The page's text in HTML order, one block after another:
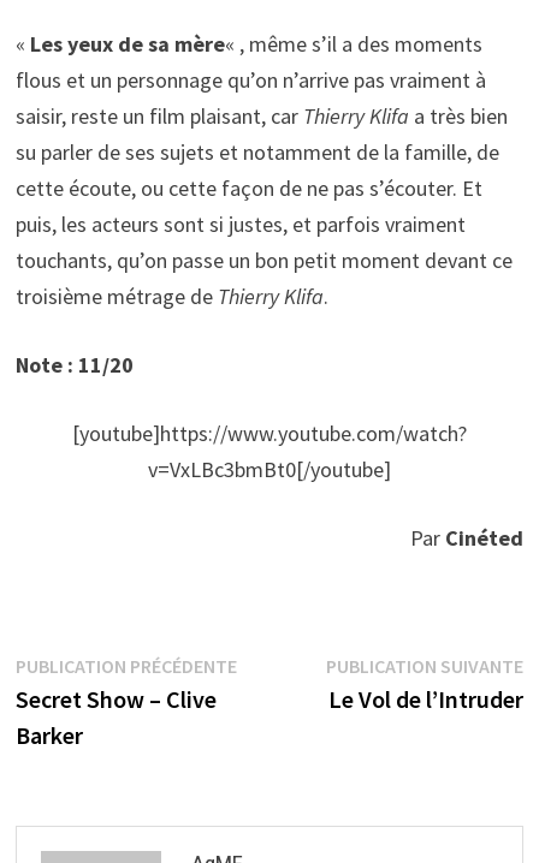
« Les yeux de sa mère« , même s’il a des moments
flous et un personnage qu’on n’arrive pas vraiment à
saisir, reste un film plaisant, car Thierry Klifa a très bien
su parler de ses sujets et notamment de la famille, de
cette écoute, ou cette façon de ne pas s’écouter. Et
puis, les acteurs sont si justes, et parfois vraiment
touchants, qu’on passe un bon petit moment devant ce
troisième métrage de Thierry Klifa.
Note : 11/20
[youtube]https://www.youtube.com/watch?
v=VxLBc3bmBt0[/youtube]
Par Cinéted
Navigation
de
PUBLICATION PRÉCÉDENTEPublication
précédente :
Secret Show – Clive
Barker
PUBLICATION SUIVANTE
Le Vol de l’Intruder